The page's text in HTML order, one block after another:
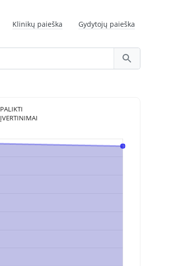
Klinikų paieška Gydytojų paieška
PALIKTI
ĮVERTINIMAI